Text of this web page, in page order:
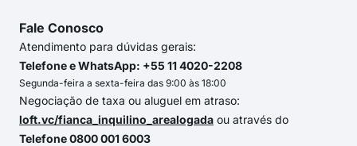
Fale Conosco
Atendimento para dúvidas gerais:
Telefone e WhatsApp: +55 11 4020-2208
Segunda-feira a sexta-feira das 9:00 às 18:00
Negociação de taxa ou aluguel em atraso:
loft.vc/fianca_inquilino_arealogada ou através do
Telefone 0800 001 6003